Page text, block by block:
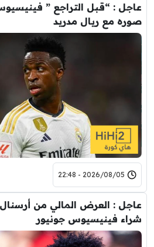
عاجل : “قبل التراجع ”
صوره مع ريال مدريد
2026/08/05 - 22:48
عاجل : العرض المالي من
شراء فينيسيوس جونيور